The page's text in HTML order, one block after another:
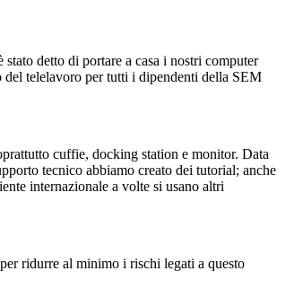
detto di portare a casa i nostri computer
del telelavoro per tutti i dipendenti della SEM
cuffie, docking station e monitor. Data
tecnico abbiamo creato dei tutorial; anche
internazionale a volte si usano altri
ridurre al minimo i rischi legati a questo